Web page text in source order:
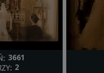
ilość
które wchodzą w
odpowiednio
jakość mojej pracy,
3661
2